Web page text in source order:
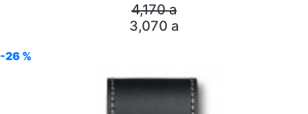
4,170a
3,070 a
-26 %